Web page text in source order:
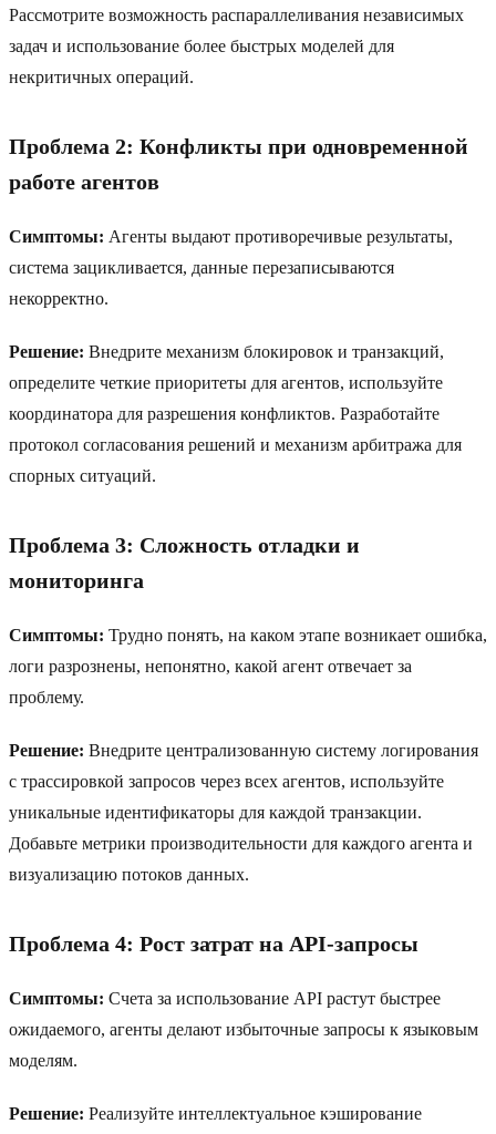
Рассмотрите возможность распараллеливания независимых
задач и использование более быстрых моделей для
некритичных операций.
Проблема 2: Конфликты при одновременной
работе агентов
Симптомы: Агенты выдают противоречивые результаты,
система зацикливается, данные перезаписываются
некорректно.
Решение: Внедрите механизм блокировок и транзакций,
определите четкие приоритеты для агентов, используйте
координатора для разрешения конфликтов. Разработайте
протокол согласования решений и механизм арбитража для
спорных ситуаций.
Проблема 3: Сложность отладки и
мониторинга
Симптомы: Трудно понять, на каком этапе возникает ошибка,
логи разрознены, непонятно, какой агент отвечает за
проблему.
Решение: Внедрите централизованную систему логирования
с трассировкой запросов через всех агентов, используйте
уникальные идентификаторы для каждой транзакции.
Добавьте метрики производительности для каждого агента и
визуализацию потоков данных.
Проблема 4: Рост затрат на API-запросы
Симптомы: Счета за использование API растут быстрее
ожидаемого, агенты делают избыточные запросы к языковым
моделям.
Решение: Реализуйте интеллектуальное кэширование